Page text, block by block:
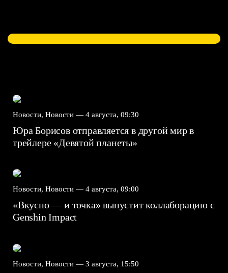
Новости, Новости — 4 августа, 09:30
Юра Борисов отправляется в другой мир в
трейлере «Девятой планеты»
Новости, Новости — 4 августа, 09:00
«Вкусно — и точка» выпустит коллаборацию с
Genshin Impact⁠⁠
Новости, Новости — 3 августа, 15:50